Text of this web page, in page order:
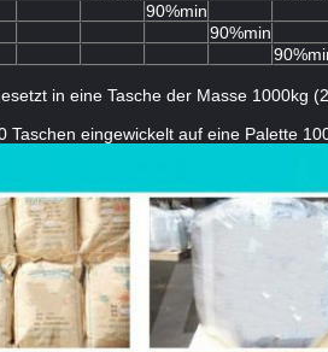
90%min
90%min
in eine Tasche der Masse 1000kg
eingewickelt auf eine Palette